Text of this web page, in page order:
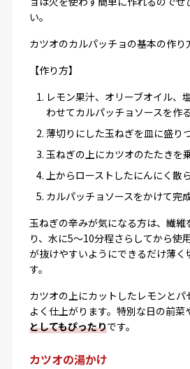
い。
カツオのカルパッチョの基本の作り
【作り方】
レモン果汁、オリーブオイル、
わせてカルパッチョソースを作る
薄切りにした玉ねぎを皿に盛り
玉ねぎの上にカツオのたたきを
上からローストしたにんにく散
カルパッチョソースをかけて完
玉ねぎの辛みが気になる方は、繊
り、水に5〜10分程さらしてから使
が抜けやすいようにできるだけ薄く
す。
カツオの上にカットしたレモンとパ
よく仕上がります。特別な日の前菜
としてもぴったりです。
カツオの湯かけ